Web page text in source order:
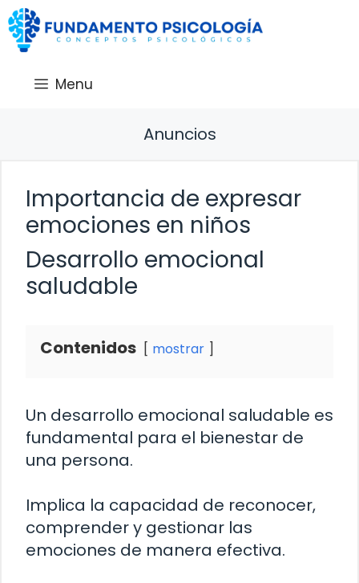
Saltar
al
contenido
Menu
Anuncios
Importancia de expresar
emociones en niños
Desarrollo emocional
saludable
Contenidos mostrar
Un desarrollo emocional saludable es
fundamental para el bienestar de
una persona.
Implica la capacidad de reconocer,
comprender y gestionar las
emociones de manera efectiva.